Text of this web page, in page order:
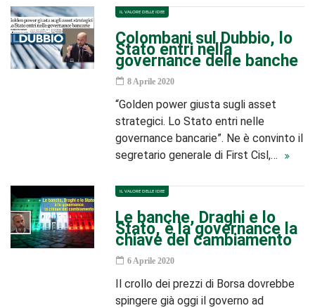
IL VALORE DELLE IDEE
Colombani sul Dubbio, lo
Stato entri nella
governance delle banche
8 Aprile 2020
“Golden power giusta sugli asset
strategici. Lo Stato entri nelle
governance bancarie”. Ne è convinto il
segretario generale di First Cisl,…
IL VALORE DELLE IDEE
Le banche, Draghi e lo
Stato, è la governance la
chiave del cambiamento
6 Aprile 2020
Il crollo dei prezzi di Borsa dovrebbe
spingere già oggi il governo ad